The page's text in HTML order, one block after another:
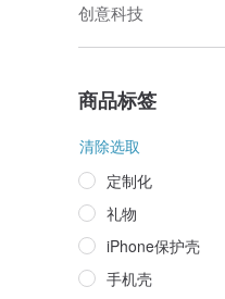
创意科技
商品标签
清除选取
定制化
礼物
iPhone保护壳
手机壳